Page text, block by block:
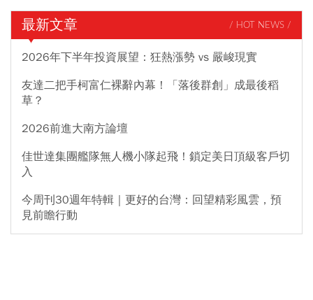
最新文章 / HOT NEWS /
2026年下半年投資展望：狂熱漲勢 vs 嚴峻現實
友達二把手柯富仁裸辭內幕！「落後群創」成最後稻
草？
2026前進大南方論壇
佳世達集團艦隊無人機小隊起飛！鎖定美日頂級客戶切
入
今周刊30週年特輯｜更好的台灣：回望精彩風雲，預
見前瞻行動